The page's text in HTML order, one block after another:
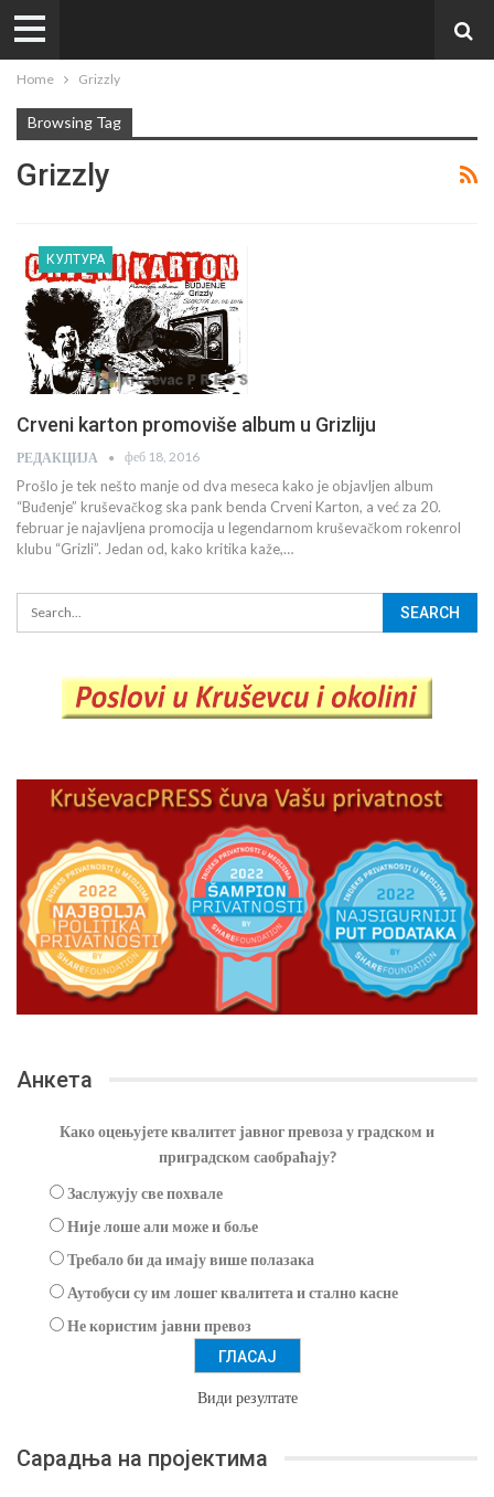
Home Grizzly
Browsing Tag
Grizzly
КУЛТУРА
Crveni karton promoviše album u Grizliju
РЕДАКЦИЈА феб 18, 2016
Prošlo je tek nešto manje od dva meseca kako je objavljen album
“Buđenje” kruševačkog ska pank benda Crveni Karton, a već za 20.
februar je najavljena promocija u legendarnom kruševačkom rokenrol
klubu “Grizli”. Jedan od, kako kritika kaže,…
Анкета
Како оцењујете квалитет јавног превоза у градском и
приградском саобраћају?
Заслужују све похвале
Није лоше али може и боље
Требало би да имају више полазака
Аутобуси су им лошег квалитета и стално касне
Не користим јавни превоз
Види резултате
Сарадња на пројектима